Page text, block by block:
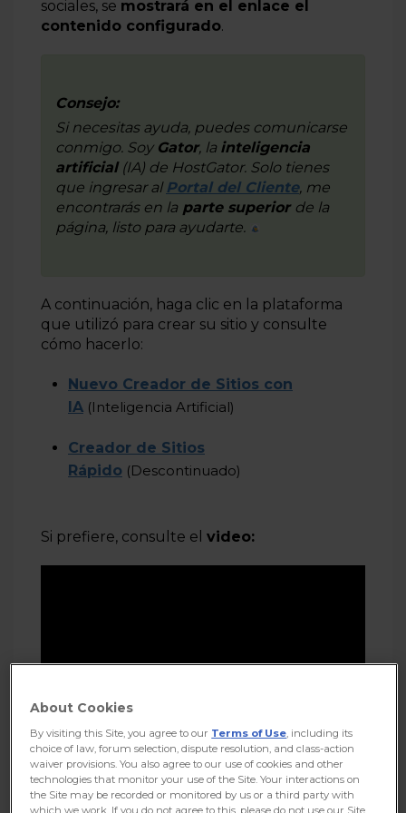
Cómo añadir un menú en el Creador de Sitios con IA
de Sitios Rápido?
Cómo agregar y eliminar páginas mediante el Creador
de Sitios Rápido
Más información
sociales, se mostrará en el enlace el
contenido configurado.
Consejo:
Si necesitas ayuda, puedes comunicarse
conmigo. Soy Gator, la inteligencia
artificial(IA) de HostGator. Solo tienes
que ingresar al Portal del Cliente, me
encontrarás en la parte superior de la
página, listo para ayudarte.
A continuación, haga clic en la plataforma
que utilizó para crear su sitio y consulte
cómo hacerlo:
Nuevo Creador de Sitios con
IA (Inteligencia Artificial)
Creador de Sitios
Rápido (Descontinuado)
Si prefiere, consulte el video:
About Cookies
By visiting this Site, you agree to our Terms of Use, including its
choice of law, forum selection, dispute resolution, and class-action
waiver provisions. You also agree to our use of cookies and other
technologies that monitor your use of the Site. Your interactions on
the Site may be recorded or monitored by us or a third party with
which we work. If you do not agree to this, please do not use our Site.